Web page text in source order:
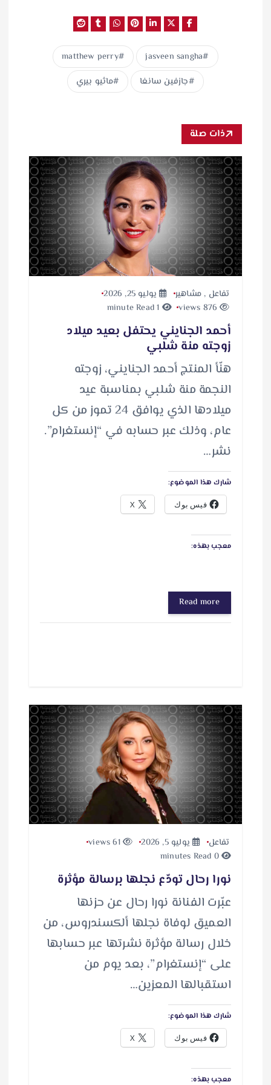
jasveen sangha
matthew perry
جازفين سانغا
ماثيو بيري
ذات صلة
تفاعل , مشاهير
يوليو 25, 2026
876 views
أحمد الجنايني يحتفل بعيد ميلاد
زوجته منة شلبي
هنّأ المنتج أحمد الجنايني، زوجته
النجمة منة شلبي بمناسبة عيد
ميلادها الذي يوافق 24 تموز من كل
عام، وذلك عبر حسابه في “إنستغرام”.
نشر…
شارك هذا الموضوع:
فيس بوك X
معجب بهذه:
Read more
تفاعل يوليو 5, 2026
61 views
0 minutes Read
نورا رحال تودّع نجلها برسالة مؤثرة
عبّرت الفنانة نورا رحال عن حزنها
العميق لوفاة نجلها ألكسندروس، من
خلال رسالة مؤثرة نشرتها عبر حسابها
على “إنستغرام”، بعد يوم من
استقبالها المعزين…
شارك هذا الموضوع:
فيس بوك X
معجب بهذه: